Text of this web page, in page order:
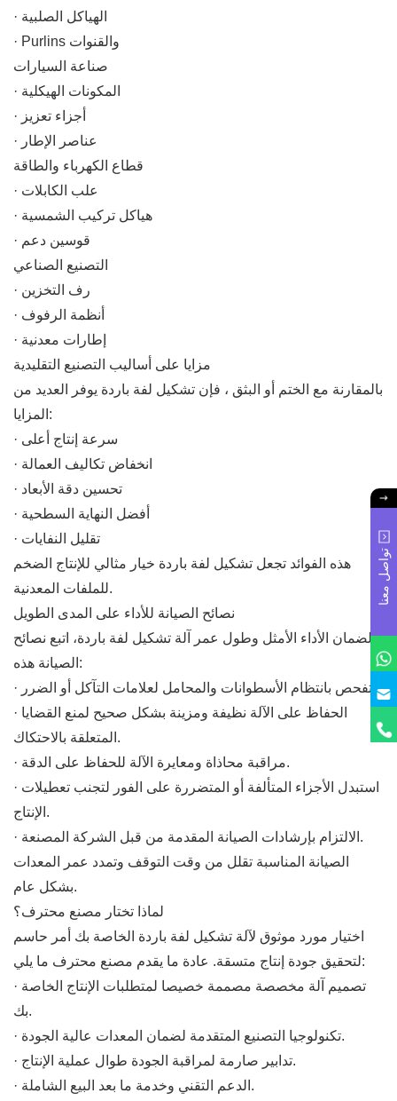
· الهياكل الصلبية
· Purlins والقنوات
صناعة السيارات
· المكونات الهيكلية
· أجزاء تعزيز
· عناصر الإطار
قطاع الكهرباء والطاقة
· علب الكابلات
· هياكل تركيب الشمسية
· قوسين دعم
التصنيع الصناعي
· رف التخزين
· أنظمة الرفوف
· إطارات معدنية
مزايا على أساليب التصنيع التقليدية
بالمقارنة مع الختم أو البثق ، فإن تشكيل لفة باردة يوفر العديد من
المزايا:
· سرعة إنتاج أعلى
· انخفاض تكاليف العمالة
· تحسين دقة الأبعاد
· أفضل النهاية السطحية
· تقليل النفايات
هذه الفوائد تجعل تشكيل لفة باردة خيار مثالي للإنتاج الضخم
للملفات المعدنية.
نصائح الصيانة للأداء على المدى الطويل
لضمان الأداء الأمثل وطول عمر آلة تشكيل لفة باردة، اتبع نصائح
الصيانة هذه:
· الحفاظ على الآلة نظيفة ومزينة بشكل صحيح لمنع القضايا
المتعلقة بالاحتكاك.
· مراقبة محاذاة ومعايرة الآلة للحفاظ على الدقة.
· استبدل الأجزاء المتألفة أو المتضررة على الفور لتجنب تعطيلات
الإنتاج.
· الالتزام بإرشادات الصيانة المقدمة من قبل الشركة المصنعة.
الصيانة المناسبة تقلل من وقت التوقف وتمدد عمر المعدات
بشكل عام.
لماذا تختار مصنع محترف؟
اختيار مورد موثوق لآلة تشكيل لفة باردة الخاصة بك أمر حاسم
لتحقيق جودة إنتاج متسقة. عادة ما يقدم مصنع محترف ما يلي:
· تصميم آلة مخصصة مصممة خصيصا لمتطلبات الإنتاج الخاصة
بك.
· تكنولوجيا التصنيع المتقدمة لضمان المعدات عالية الجودة.
· تدابير صارمة لمراقبة الجودة طوال عملية الإنتاج.
· الدعم التقني وخدمة ما بعد البيع الشاملة.
تواصل معنا